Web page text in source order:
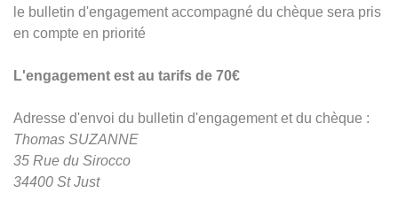
le bulletin d'engagement accompagné du chèque sera pris
en compte en priorité
L'engagement est au tarifs de 70€
Adresse d'envoi du bulletin d'engagement et du chèque :
Thomas SUZANNE
35 Rue du Sirocco
34400 St Just